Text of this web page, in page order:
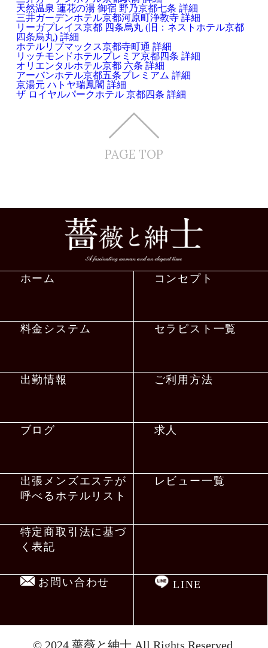
天然温泉 蓮花の湯 御宿 野乃京都七条 詳細
三井ガーデンホテル京都河原町浄教寺 詳細
リーガプレイス京都 四条烏丸 (旧：ネストホテル京都
四条烏丸) 詳細
ホテルリブマックス京都寺町通 詳細
リッチモンドホテルプレミア京都四条 詳細
オリエンタルホテル京都 六条 詳細
アーバンホテル京都五条プレミアム 詳細
京湯元 ハトヤ瑞鳳閣 詳細
ザ ロイヤルパークホテル 京都四条 詳細
PAGE TOP
ホーム コンセプト
料金システム セラピスト一覧
出勤情報 ご利用方法
ブログ 求人
出張メンズエステが
呼べるホテルリスト
レビュー一覧
特定商取引法に基づ
く表記
お問い合わせ LINE
© 2024 薔薇と紳士All Rights Reserved.